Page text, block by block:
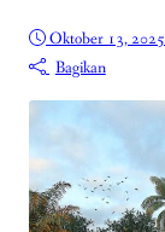
Oktober 13, 2025
Bagikan